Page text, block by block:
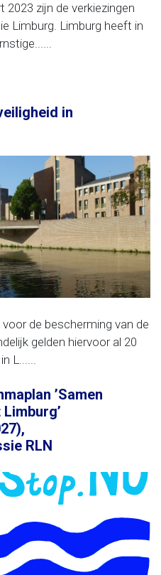
2023 zijn de verkiezingen
Limburg. Limburg heeft in
in
de bescherming van de
gelden hiervoor al 20
L......
’Samen
RLN